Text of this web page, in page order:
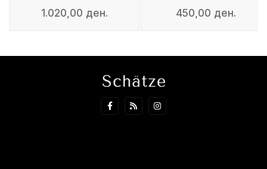
1.020,00 ден. 450,00 ден.